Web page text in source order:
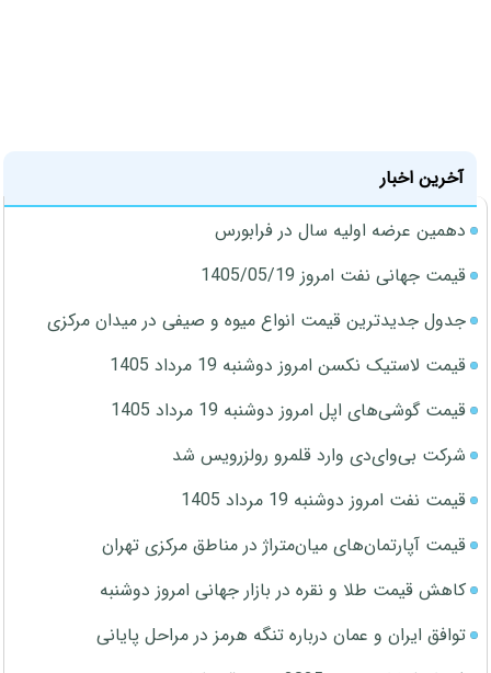
آخرین اخبار
دهمین عرضه اولیه سال در فرابورس
قیمت جهانی نفت امروز 1405/05/19
جدول جدیدترین قیمت انواع میوه و صیفی در میدان مرکزی
قیمت لاستیک نکسن امروز دوشنبه 19 مرداد 1405
قیمت گوشی‌های اپل امروز دوشنبه 19 مرداد 1405
شرکت بی‌وای‌دی وارد قلمرو رولزرویس شد
قیمت نفت امروز دوشنبه 19 مرداد 1405
قیمت آپارتمان‌های میان‌متراژ در مناطق مرکزی تهران
کاهش قیمت طلا و نقره در بازار جهانی امروز دوشنبه
توافق ایران و عمان درباره تنگه هرمز در مراحل پایانی